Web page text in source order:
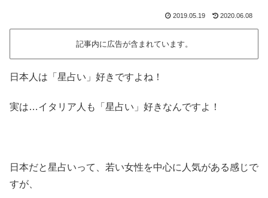
2019.05.19 2020.06.08
記事内に広告が含まれています。
日本人は「星占い」好きですよね！
実は…イタリア人も「星占い」好きなんですよ！
日本だと星占いって、若い女性を中心に人気がある感じで
すが、